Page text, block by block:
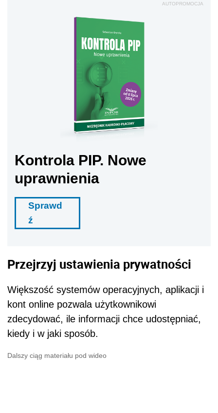
AUTOPROMOCJA
Kontrola PIP. Nowe
uprawnienia
Sprawd
ź
Przejrzyj ustawienia prywatności
Większość systemów operacyjnych, aplikacji i
kont online pozwala użytkownikowi
zdecydować, ile informacji chce udostępniać,
kiedy i w jaki sposób.
Dalszy ciąg materiału pod wideo